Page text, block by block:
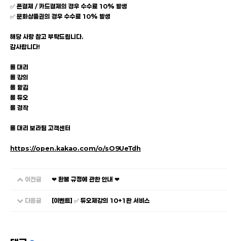
✅ 폰결제 / 카드결제의 경우 수수료 10% 발생
✅ 문화상품권의 경우 수수료 10% 발생
해당 사항 참고 부탁드립니다.
감사합니다!
롤 대리
롤 강의
롤 맡김
롤 듀오
롤 경작
롤 대리 보라팀 고객센터
https://open.kakao.com/o/sO9UeTdh
이전글 ❤ 환불 규정에 관한 안내 ❤
다음글 [이벤트] ✅ 듀오제강의 10+1판 서비스